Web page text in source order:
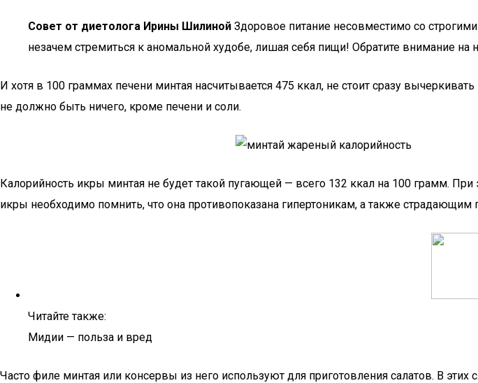
Совет от диетолога Ирины Шилиной Здоровое питание несовместимо со
незачем стремиться к аномальной худобе, лишая себя пищи! Обратите внимание
И хотя в 100 граммах печени минтая насчитывается 475 ккал, не стоит сразу
не должно быть ничего, кроме печени и соли.
Калорийность икры минтая не будет такой пугающей — всего 132 ккал на 100 грамм.
икры необходимо помнить, что она противопоказана гипертоникам, а также
Читайте также:
Мидии — польза и вред
Часто филе минтая или консервы из него используют для приготовления салатов. В